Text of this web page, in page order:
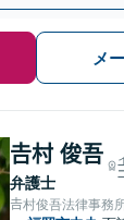
メ
𠮷村 俊吾
弁護士
𠮷村俊吾法律事務